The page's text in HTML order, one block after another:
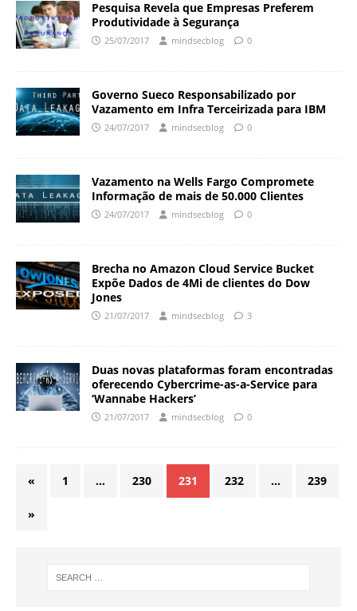
Pesquisa Revela que Empresas Preferem
Produtividade à Segurança
25/07/2017 mindsecblog 0
Governo Sueco Responsabilizado por
Vazamento em Infra Terceirizada para IBM
24/07/2017 mindsecblog 0
Vazamento na Wells Fargo Compromete
Informação de mais de 50.000 Clientes
24/07/2017 mindsecblog 0
Brecha no Amazon Cloud Service Bucket
Expõe Dados de 4Mi de clientes do Dow
Jones
21/07/2017 mindsecblog 3
Duas novas plataformas foram encontradas
oferecendo Cybercrime-as-a-Service para
‘Wannabe Hackers’
21/07/2017 mindsecblog 0
« 1 … 230 231 232 … 239
»